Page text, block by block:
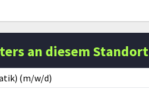
an diesem Standort
(m/w/d)